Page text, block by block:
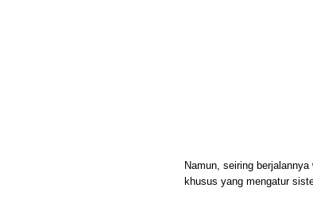
Namun, seiring
khusus yang mengatur